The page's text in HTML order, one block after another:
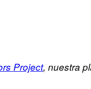
Project, nuestra